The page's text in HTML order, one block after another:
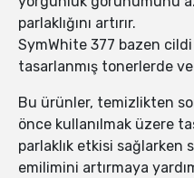
parlaklığını artırır.
SymWhite 377 bazen
tasarlanmış tonerlerde
Bu ürünler, temizlikten
önce kullanılmak üzere
parlaklık etkisi sağlarken
emilimini artırmaya